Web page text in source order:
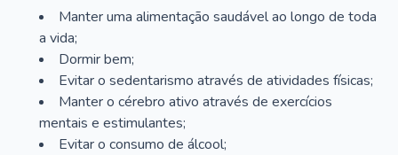
Manter uma alimentação saudável ao longo de toda
a vida;
Dormir bem;
Evitar o sedentarismo através de atividades físicas;
Manter o cérebro ativo através de exercícios
mentais e estimulantes;
Evitar o consumo de álcool;